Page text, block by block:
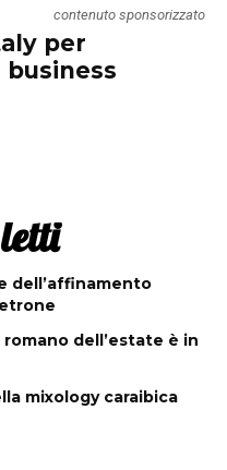
contenuto sponsorizzato
per
dell’affinamento
dell’estate è in
mixology caraibica